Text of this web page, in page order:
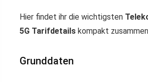
Hier findet ihr die wichtigsten
5G Tarifdetails kompakt
Grunddaten